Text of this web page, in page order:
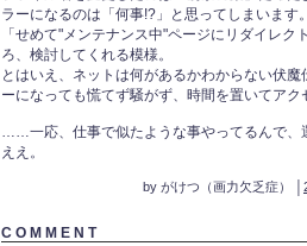
ラーになるのは「何事!?」と思ってしまいます
「せめて"メンテナンス中"ページにリダイレ
ろ、検討してくれる模様。
とはいえ、ネットは何があるかわからない伏
ーになっても慌てず騒がず、時間を置いてア
……一応、仕事で似たような事やってるんで、
ええ。
by がけつ（画力欠乏症） │
C O M M E N T